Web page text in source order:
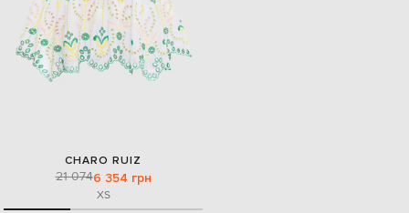
CHARO RUIZ
21 0746 354 грн
XS